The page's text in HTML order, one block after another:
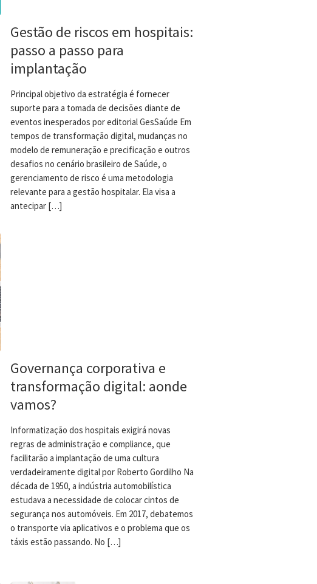
Gestão de riscos em hospitais:
passo a passo para
implantação
Principal objetivo da estratégia é fornecer
suporte para a tomada de decisões diante de
eventos inesperados por editorial GesSaúde Em
tempos de transformação digital, mudanças no
modelo de remuneração e precificação e outros
desafios no cenário brasileiro de Saúde, o
gerenciamento de risco é uma metodologia
relevante para a gestão hospitalar. Ela visa a
antecipar […]
Governança corporativa e
transformação digital: aonde
vamos?
Informatização dos hospitais exigirá novas
regras de administração e compliance, que
facilitarão a implantação de uma cultura
verdadeiramente digital por Roberto Gordilho Na
década de 1950, a indústria automobilística
estudava a necessidade de colocar cintos de
segurança nos automóveis. Em 2017, debatemos
o transporte via aplicativos e o problema que os
táxis estão passando. No […]